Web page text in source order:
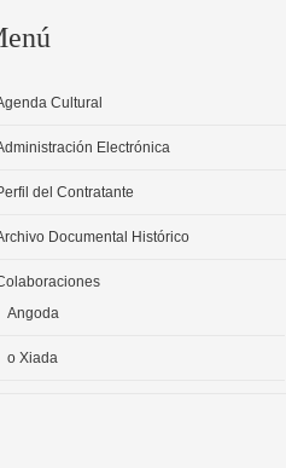
Cultural
Electrónica
del Contratante
Documental Histórico
Angoda
o Xiada